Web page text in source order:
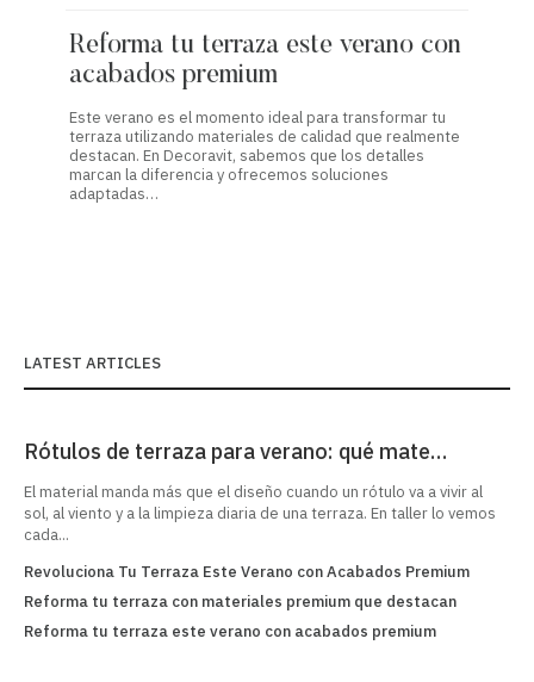
Reforma tu terraza este verano con
acabados premium
Este verano es el momento ideal para transformar tu
terraza utilizando materiales de calidad que realmente
destacan. En Decoravit, sabemos que los detalles
marcan la diferencia y ofrecemos soluciones
adaptadas…
LATEST ARTICLES
Rótulos de terraza para verano: qué mate…
El material manda más que el diseño cuando un rótulo va a vivir al
sol, al viento y a la limpieza diaria de una terraza. En taller lo vemos
cada...
Revoluciona Tu Terraza Este Verano con Acabados Premium
Reforma tu terraza con materiales premium que destacan
Reforma tu terraza este verano con acabados premium